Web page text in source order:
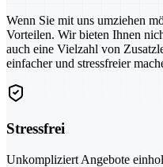
Wenn Sie mit uns umziehen
Vorteilen. Wir bieten Ihnen
auch eine Vielzahl von
einfacher und stressfreier
Stressfrei
Unkompliziert Angebote